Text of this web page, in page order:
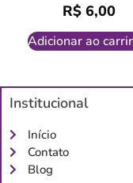
R$6,00
Adicionar ao
Institucional
Início
Contato
Blog